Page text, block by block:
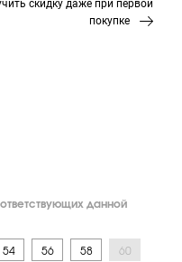
скидку даже при первой
покупке
данной
54 56 58 60